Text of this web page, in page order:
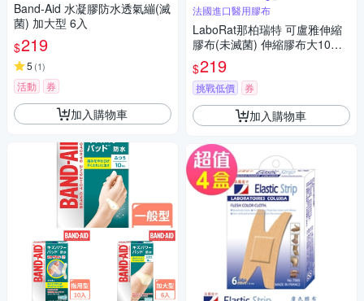
Band-Aid 水凝膠防水透氣繃(滅
菌) 加大型 6入
$219
5 (1)
活動 券
加入購物車
法國進口醫用膠布
LaboRat那柏瑞特 可盧雅伸縮
膠布(未滅菌) 伸縮膠布大10片
(4x6cm)(4盒組)
$219
挑戰低價 券
加入購物車